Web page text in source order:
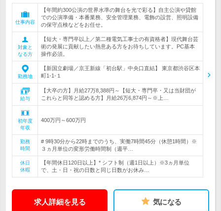
仕事内容
【年間約300公演の世界水準の舞台を光で彩る】自主公演や貸館
での公演準備・本番業務、安全管理業務、電飾の設営、照明設備
の保守点検などをお任せ。
対象と
なる方
【短大・専門卒以上／第二種電気工事士の有資格者】現代舞台芸
術の発展に貢献したい熱意ある方をお待ちしています。PC基本
操作必須。
勤務地
【新国立劇場／京王新線「初台駅」中央口直結】 東京都渋谷区本
町1-1-１
給与
【大卒の方】月給27万8,388円～【短大・専門卒・又は当財団が
これらと同等と認める方】月給26万6,874円～※上…
初年度
年収
400万円～600万円
勤務
時間
# 9時30分から22時までのうち、実働7時間45分（休憩1時間）※
３ヵ月単位の変形労働時間制（週平…
休日
休暇
【年間休日120日以上】* シフト制（週1日以上）※3ヵ月単位
で、土・日・祝の日数と同じ日数がお休み…
求人詳細を見る 気になる